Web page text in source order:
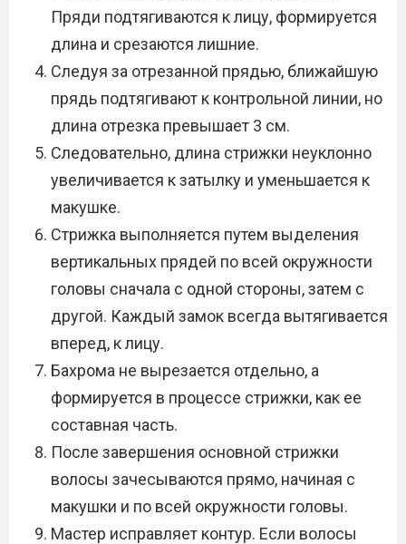
Пряди подтягиваются к лицу, формируется
длина и срезаются лишние.
Следуя за отрезанной прядью, ближайшую
прядь подтягивают к контрольной линии, но
длина отрезка превышает 3 см.
Следовательно, длина стрижки неуклонно
увеличивается к затылку и уменьшается к
макушке.
Стрижка выполняется путем выделения
вертикальных прядей по всей окружности
головы сначала с одной стороны, затем с
другой. Каждый замок всегда вытягивается
вперед, к лицу.
Бахрома не вырезается отдельно, а
формируется в процессе стрижки, как ее
составная часть.
После завершения основной стрижки
волосы зачесываются прямо, начиная с
макушки и по всей окружности головы.
Мастер исправляет контур. Если волосы